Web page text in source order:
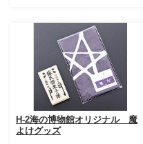
H-2海の博物館オリジナル 魔
よけグッズ